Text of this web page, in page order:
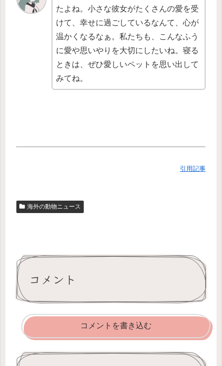
たよね。小さな彼女がたくさんの愛を受
けて、幸せに過ごしているなんて、心が
温かくなるなぁ。私たちも、こんなふう
に愛や思いやりを大切にしたいね。寝る
ときは、ぜひ愛しいペットを思い出して
みてね。
引用記事
海外の動物ニュース
コメント
コメントを書き込む